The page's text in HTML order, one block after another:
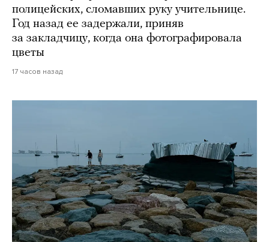
полицейских, сломавших руку учительнице.
Год назад ее задержали, приняв
за закладчицу, когда она фотографировала
цветы
17 часов назад